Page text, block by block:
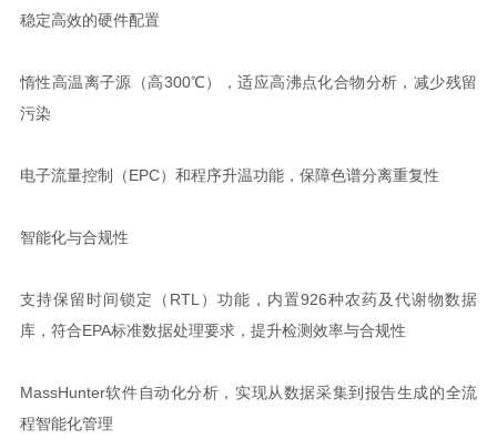
稳定高效的硬件配置
惰性高温离子源（高300℃），适应高沸点化合物分析，减少残留
污染
电子流量控制（EPC）和程序升温功能，保障色谱分离重复性
智能化与合规性
支持保留时间锁定（RTL）功能，内置926种农药及代谢物数据
库，符合EPA标准数据处理要求，提升检测效率与合规性
MassHunter软件自动化分析，实现从数据采集到报告生成的全流
程智能化管理